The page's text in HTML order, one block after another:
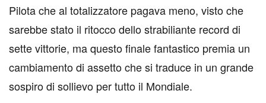
Pilota che al totalizzatore pagava meno, visto che
sarebbe stato il ritocco dello strabiliante record di
sette vittorie, ma questo finale fantastico premia un
cambiamento di assetto che si traduce in un grande
sospiro di sollievo per tutto il Mondiale.